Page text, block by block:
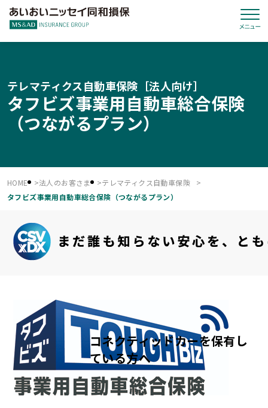
テレマティクス自動車保険［法人向け］
タフビズ事業用自動車総合保険
（つながるプラン）
HOME 法人のお客さま
テレマティクス自動車保険
タフビズ事業用自動車総合保険（つながるプラン）
コネクティッドカーを保有し
ている方へ